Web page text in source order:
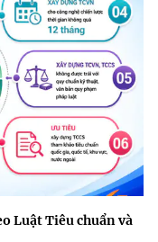
Luật Tiêu chuẩn và